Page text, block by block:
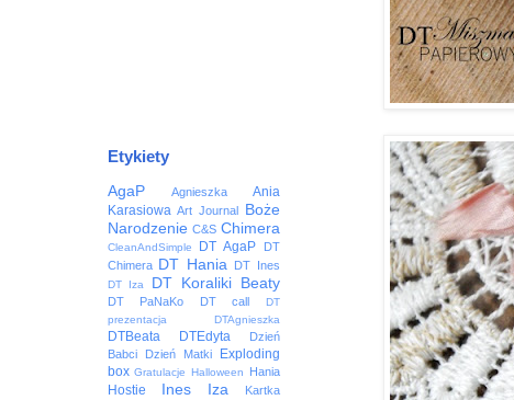
Etykiety
AgaP Agnieszka
Ania
Karasiowa Art Journal
Boże
Narodzenie C&S Chimera
CleanAndSimple DT AgaP
DT
Chimera DT Hania DT Ines
DT Iza DT Koraliki Beaty
DT PaNaKo DT call
DT
prezentacja
DTAgnieszka
DTBeata DTEdyta
Dzień
Babci
Dzień Matki
Exploding
box Gratulacje Halloween Hania
Hostie Ines Iza
Kartka